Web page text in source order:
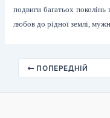
подвиги багатьох поколінь
любов до рідної землі,
ПОПЕРЕДНІЙ